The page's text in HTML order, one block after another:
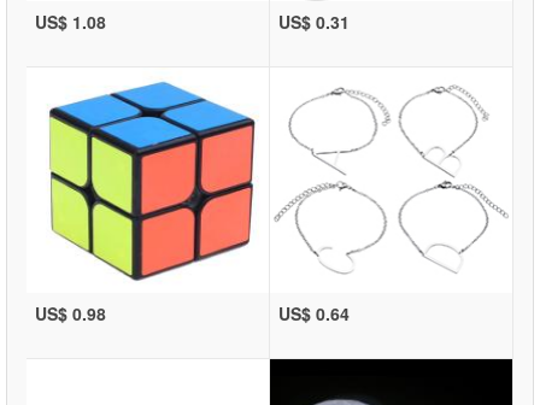
US$ 1.08 US$ 0.31
US$ 0.98 US$ 0.64